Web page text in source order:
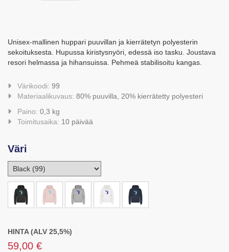
Unisex-mallinen huppari puuvillan ja kierrätetyn polyesterin
sekoituksesta. Hupussa kiristysnyöri, edessä iso tasku. Joustava
resori helmassa ja hihansuissa. Pehmeä stabilisoitu kangas.
Värikoodi: 99
Materiaalikuvaus: 80% puuvilla, 20% kierrätetty polyesteri
Paino: 0,3 kg
Toimitusaika: 10 päivää
Väri
HINTA (ALV 25,5%)
59,00 €